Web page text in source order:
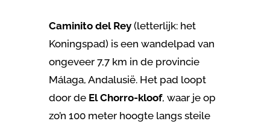
Caminito del Rey(letterlijk: het
Koningspad) is een wandelpad van
ongeveer 7,7 km in de provincie
Málaga, Andalusië. Het pad loopt
door de El Chorro-kloof, waar je op
zo’n 100 meter hoogte langs steile